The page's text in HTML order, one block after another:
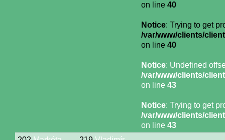
on line 40
Notice: Trying to get
/var/www/clients/
on line 40
Notice: Undefined
/var/www/clients/
on line 43
Notice: Trying to get
/var/www/clients/
on line 43